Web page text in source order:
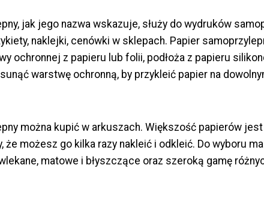
jak jego nazwa wskazuje, służy do wydruków
naklejki, cenówki w sklepach. Papier
ochronnej z papieru lub folii, podłoża z papieru
warstwę ochronną, by przykleić papier na
można kupić w arkuszach. Większość papierów
że możesz go kilka razy nakleić i odkleić. Do wyboru
matowe i błyszczące oraz szeroką gamę